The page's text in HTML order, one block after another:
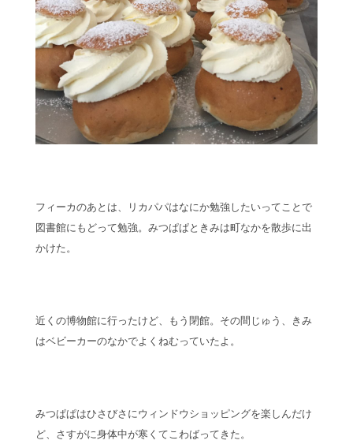
フィーカのあとは、リカパパはなにか勉強したいってことで
図書館にもどって勉強。みつぱぱときみは町なかを散歩に出
かけた。
近くの博物館に行ったけど、もう閉館。その間じゅう、きみ
はベビーカーのなかでよくねむっていたよ。
みつぱぱはひさびさにウィンドウショッピングを楽しんだけ
ど、さすがに身体中が寒くてこわばってきた。